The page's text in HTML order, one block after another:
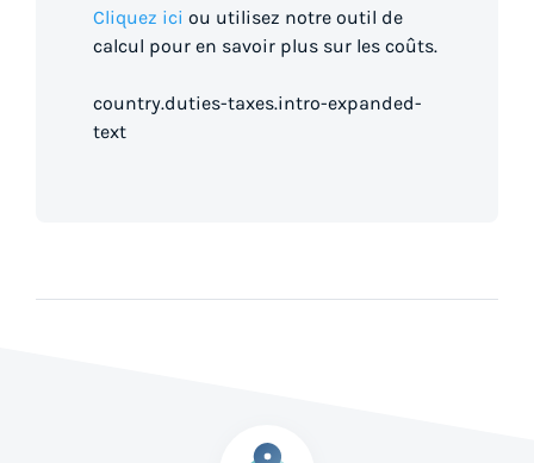
Cliquez ici ou utilisez notre outil de
calcul pour en savoir plus sur les coûts.
country.duties-taxes.intro-expanded-
text